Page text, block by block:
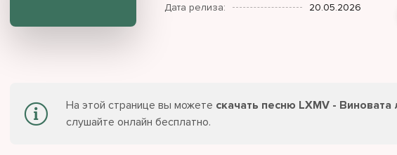
Дата релиза:
20.05.2026
На этой странице вы можете скачать песню LXMV - Виновата
слушайте онлайн бесплатно.